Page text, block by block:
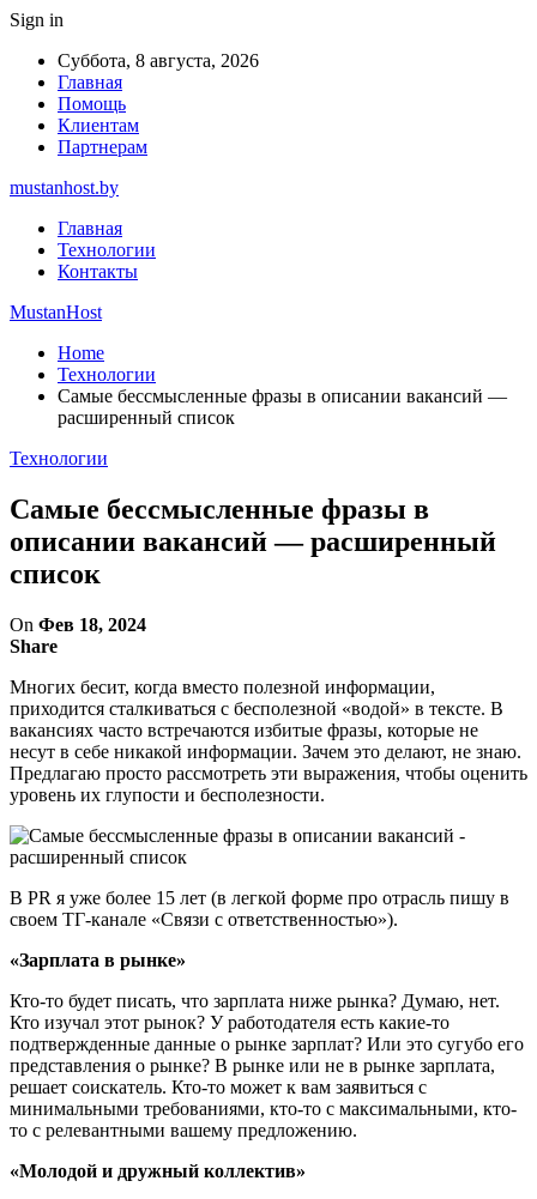
Sign in
Суббота, 8 августа, 2026
Главная
Помощь
Клиентам
Партнерам
mustanhost.by
Главная
Технологии
Контакты
MustanHost
Home
Технологии
Самые бессмысленные фразы в описании вакансий —
расширенный список
Технологии
Самые бессмысленные фразы в
описании вакансий — расширенный
список
On Фев 18, 2024
Share
Многих бесит, когда вместо полезной информации,
приходится сталкиваться с бесполезной «водой» в тексте. В
вакансиях часто встречаются избитые фразы, которые не
несут в себе никакой информации. Зачем это делают, не знаю.
Предлагаю просто рассмотреть эти выражения, чтобы оценить
уровень их глупости и бесполезности.
В PR я уже более 15 лет (в легкой форме про отрасль пишу в
своем ТГ-канале «Связи с ответственностью»).
«Зарплата в рынке»
Кто-то будет писать, что зарплата ниже рынка? Думаю, нет.
Кто изучал этот рынок? У работодателя есть какие-то
подтвержденные данные о рынке зарплат? Или это сугубо его
представления о рынке? В рынке или не в рынке зарплата,
решает соискатель. Кто-то может к вам заявиться с
минимальными требованиями, кто-то с максимальными, кто-
то с релевантными вашему предложению.
«Молодой и дружный коллектив»